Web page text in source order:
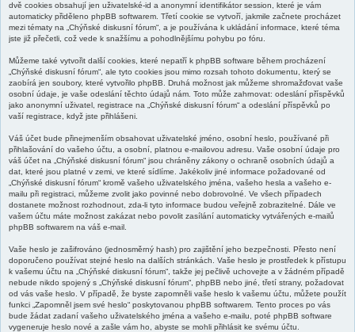
dvě cookies obsahují jen uživatelské-id a anonymní identifikátor session, které je vám
automaticky přiděleno phpBB softwarem. Třetí cookie se vytvoří, jakmile začnete procházet
mezi tématy na „Chýňské diskusní fórum“, a je používána k ukládání informace, které téma
jste již přečetli, což vede k snažšímu a pohodlnějšímu pohybu po fóru.
Můžeme také vytvořit další cookies, které nepatří k phpBB software během procházení
„Chýňské diskusní fórum“, ale tyto cookies jsou mimo rozsah tohoto dokumentu, který se
zaobírá jen soubory, které vytvořilo phpBB. Druhá možnost jak můžeme shromažďovat vaše
osobní údaje, je vaše odeslání těchto údajů nám. Toto může zahrnovat: odeslání příspěvků
jako anonymní uživatel, registrace na „Chýňské diskusní fórum“ a odeslání příspěvků po
vaší registrace, když jste přihlášeni.
Váš účet bude přinejmenším obsahovat uživatelské jméno, osobní heslo, používané při
přihlašování do vašeho účtu, a osobní, platnou e-mailovou adresu. Vaše osobní údaje pro
váš účet na „Chýňské diskusní fórum“ jsou chráněny zákony o ochraně osobních údajů a
dat, které jsou platné v zemi, ve které sídlíme. Jakékoliv jiné informace požadované od
„Chýňské diskusní fórum“ kromě vašeho uživatelského jména, vašeho hesla a vašeho e-
mailu při registraci, můžeme zvolit jako povinné nebo dobrovolné. Ve všech případech
dostanete možnost rozhodnout, zda-li tyto informace budou veřejně zobrazitelné. Dále ve
vašem účtu máte možnost zakázat nebo povolit zasílání automaticky vytvářených e-mailů
phpBB softwarem na váš e-mail.
Vaše heslo je zašifrováno (jednosměrný hash) pro zajištění jeho bezpečnosti. Přesto není
doporučeno používat stejné heslo na dalších stránkách. Vaše heslo je prostředek k přístupu
k vašemu účtu na „Chýňské diskusní fórum“, takže jej pečlivě uchovejte a v žádném případě
nebude nikdo spojený s „Chýňské diskusní fórum“, phpBB nebo jiné, třetí strany, požadovat
od vás vaše heslo. V případě, že byste zapomněli vaše heslo k vašemu účtu, můžete použít
funkci „Zapomněl jsem své heslo“ poskytovanou phpBB softwarem. Tento proces po vás
bude žádat zadaní vašeho uživatelského jména a vašeho e-mailu, poté phpBB software
vygeneruje heslo nové a zašle vám ho, abyste se mohli přihlásit ke svému účtu.